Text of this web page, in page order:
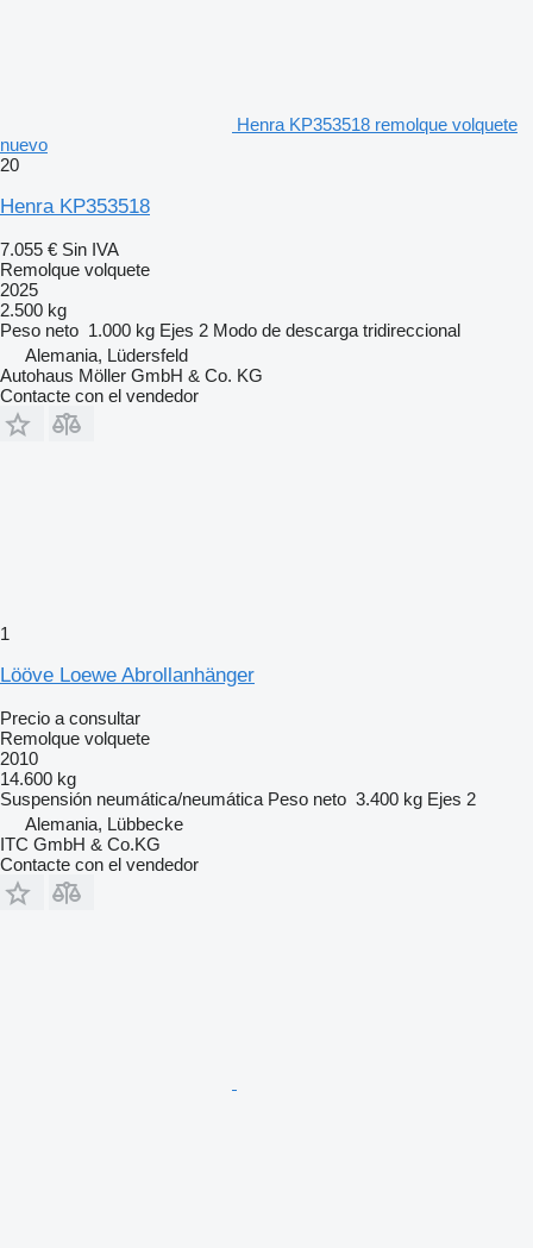
Henra KP353518 remolque volquete
nuevo
20
Henra KP353518
7.055 € Sin IVA
Remolque volquete
2025
2.500 kg
Peso neto 1.000 kg Ejes 2 Modo de descarga tridireccional
Alemania, Lüdersfeld
Autohaus Möller GmbH & Co. KG
Contacte con el vendedor
1
Lööve Loewe Abrollanhänger
Precio a consultar
Remolque volquete
2010
14.600 kg
Suspensión neumática/neumática Peso neto 3.400 kg Ejes 2
Alemania, Lübbecke
ITC GmbH & Co.KG
Contacte con el vendedor